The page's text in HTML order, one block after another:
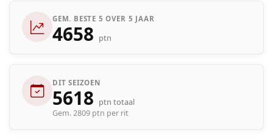
GEM. BESTE 5 OVER 5 JAAR
4658 ptn
DIT SEIZOEN
5618 ptn totaal
Gem. 2809 ptn per rit